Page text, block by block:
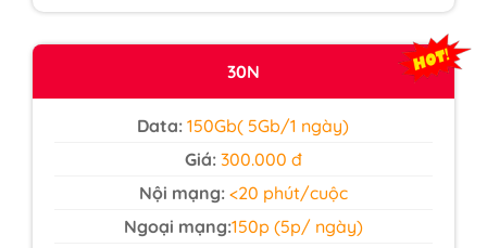
30N
Data: 150Gb( 5Gb/1 ngày)
Giá: 300.000 đ
Nội mạng: <20 phút/cuộc
Ngoại mạng:150p (5p/ ngày)